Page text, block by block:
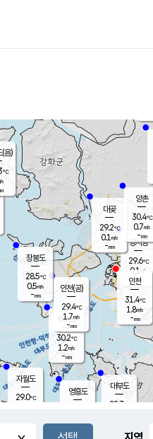
무의도
30.2℃
1.2m/s
-mm
영흥도
자월도
29.0℃
장봉도
28.5℃
0.5m/s
-mm
대부도
28.7
경서동
29.6℃
0.1 m/s
-mm
대곶
29.2℃
0.1 m/s
-mm
양촌
30.4℃
0.7m/s
-mm
인천(공)
29.4℃
1.7m/s
-mm
(음)
℃
s
인천
31.4℃
1.8m/s
-mm